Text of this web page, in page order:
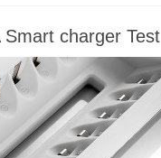
Smart charger Test